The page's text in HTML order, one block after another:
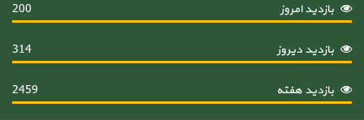
بازدید امروز
200
بازدید دیروز 314
بازدید هفته 2459